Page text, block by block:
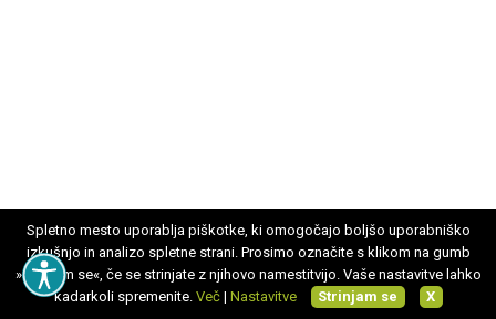
Spletno mesto uporablja piškotke, ki omogočajo boljšo uporabniško
izkušnjo in analizo spletne strani. Prosimo označite s klikom na gumb
»Strinjam se«, če se strinjate z njihovo namestitvijo. Vaše nastavitve lahko
kadarkoli spremenite. Več| Nastavitve Strinjam se X